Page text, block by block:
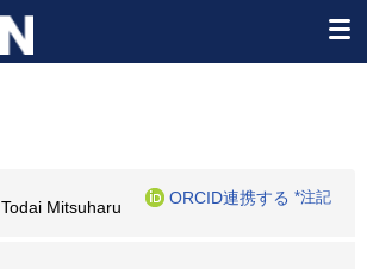
Todai Mitsuharu
ORCID連携する *注記